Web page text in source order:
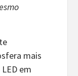
mais
em